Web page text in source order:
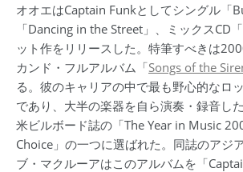
オオエはCaptain Funkとしてシングル「
「Dancing in the Street」、ミックスCD
ット作をリリースした。特筆すべきは
カンド・フルアルバム「Songs of the
る。彼のキャリアの中で最も野心的なロ
であり、大半の楽器を自ら演奏・録音し
米ビルボード誌の「The Year in Music
Choice」の一つに選ばれた。同誌のアジ
ブ・マクルーアはこのアルバムを「